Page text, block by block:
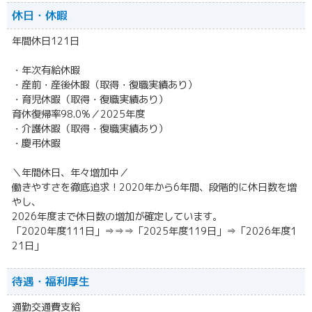
休日・休暇
年間休日121日
・年次有給休暇
・産前・産後休暇（取得・復職実績あり）
・育児休暇（取得・復職実績あり）
育休復帰率98.0%／2025年度
・介護休暇（取得・復職実績あり）
・慶弔休暇
＼年間休日、年々増加中／
働きやすさを徹底追求！2020年から6年間、段階的に休日数を増
やし、
2026年度まで休日数の増加が確定しています。
「2020年度111日」⇒⇒⇒「2025年度119日」⇒「2026年度1
21日」
待遇・福利厚生
通勤交通費支給